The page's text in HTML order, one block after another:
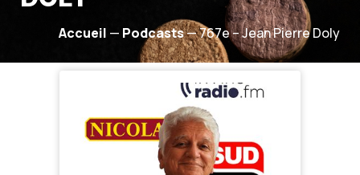
Accueil — Podcasts—767e – Jean Pierre Doly